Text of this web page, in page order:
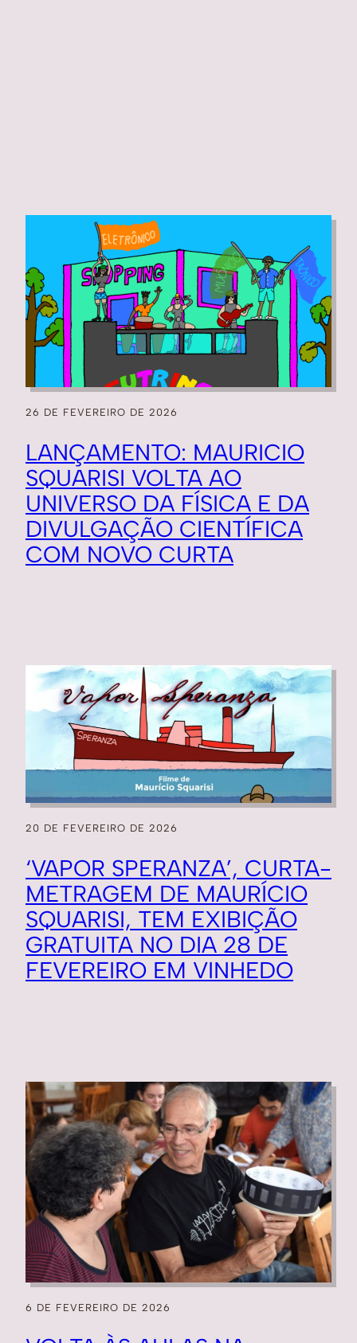
26 DE FEVEREIRO DE 2026
LANÇAMENTO: MAURICIO
SQUARISI VOLTA AO
UNIVERSO DA FÍSICA E DA
DIVULGAÇÃO CIENTÍFICA
COM NOVO CURTA
20 DE FEVEREIRO DE 2026
‘VAPOR SPERANZA’, CURTA-
METRAGEM DE MAURÍCIO
SQUARISI, TEM EXIBIÇÃO
GRATUITA NO DIA 28 DE
FEVEREIRO EM VINHEDO
6 DE FEVEREIRO DE 2026